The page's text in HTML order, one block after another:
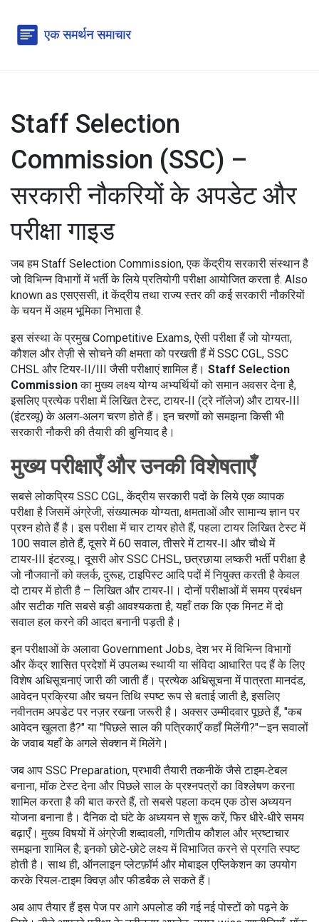
Staff Selection
Commission (SSC) –
सरकारी नौकरियों के अपडेट और
परीक्षा गाइड
जब हमStaff Selection Commission,एक केंद्रीय सरकारी संस्थान है
जो विभिन्न विभागों में भर्ती के लिये प्रतियोगी परीक्षा आयोजित करता है. Also
known asएसएससी, itकेंद्रीय तथा राज्य स्तर की कई सरकारी नौकरियों
के चयन में अहम भूमिका निभाता है.
इस संस्था के प्रमुखCompetitive Exams,ऐसी परीक्षा हैं जो योग्यता,
कौशल और तेज़ी से सोचने की क्षमता को परखती हैंमें SSC CGL, SSC
CHSL और टियर‑II/III जैसी परीक्षाएं शामिल हैं। Staff Selection
Commissionका मुख्य लक्ष्य योग्य अभ्यर्थियों को समान अवसर देना है,
इसलिए प्रत्येक परीक्षा में लिखित टेस्ट, टायर‑II (ट्रे नॉलेज) और टायर‑III
(इंटरव्यू) के अलग‑अलग चरण होते हैं। इन चरणों को समझना किसी भी
सरकारी नौकरी की तैयारी की बुनियाद है।
मुख्य परीक्षाएँ और उनकी विशेषताएँ
सबसे लोकप्रिय SSC CGL,केंद्रीय सरकारी पदों के लिये एक व्यापक
परीक्षा है जिसमें अंग्रेजी, संख्यात्मक योग्यता, क्षमताओं और सामान्य ज्ञान पर
प्रश्न होते हैंहै। इस परीक्षा में चार टायर होते हैं, पहला टायर लिखित टेस्ट में
100 सवाल होते हैं, दूसरे में 60 सवाल, तीसरे में टायर‑II और चौथे में
टायर‑III इंटरव्यू। दूसरी ओर SSC CHSL,छत्रछाया लष्करी भर्ती परीक्षा है
जो नौजवानों को क्लर्क, दुरूह, टाइपिस्ट आदि पदों में नियुक्त करती हैकेवल
दो टायर में होती है – लिखित और टायर‑II। दोनों परीक्षाओं में समय प्रबंधन
और सटीक गति सबसे बड़ी आवश्यकता है; यहाँ तक कि एक मिनट में दो
सवाल हल करने की आदत बनानी पड़ती है।
इन परीक्षाओं के अलावा Government Jobs,देश भर में विभिन्न विभागों
और केंद्र शासित प्रदेशों में उपलब्ध स्थायी या संविदा आधारित पद हैंके लिए
विशेष अधिसूचनाएं जारी की जाती हैं। प्रत्येक अधिसूचना में पात्रता मानदंड,
आवेदन प्रक्रिया और चयन तिथि स्पष्ट रूप से बताई जाती है, इसलिए
नवीनतम अपडेट पर नज़र रखना जरूरी है। अक्सर उम्मीदवार पूछते हैं, "कब
आवेदन खुलता है?" या "पिछले साल की पत्रिकाएँ कहाँ मिलेंगी?"—इन सवालों
के जवाब यहाँ के अगले सेक्शन में मिलेंगे।
जब आप SSC Preparation,प्रभावी तैयारी तकनीकें जैसे टाइम‑टेबल
बनाना, मॉक टेस्ट देना और पिछले साल के प्रश्नपत्रों का विश्लेषण करना
शामिल करता हैकी बात करते हैं, तो सबसे पहला कदम एक ठोस अध्ययन
योजना बनाना है। दैनिक दो घंटे के अध्ययन से शुरू करें, फिर धीरे‑धीरे समय
बढ़ाएँ। मुख्य विषयों में अंग्रेजी शब्दावली, गणितीय कौशल और भ्रष्टाचार
समझना शामिल है; इनको छोटे‑छोटे लक्ष्य में विभाजित करने से प्रगति स्पष्ट
होती है। साथ ही, ऑनलाइन प्लेटफ़ॉर्म और मोबाइल एप्लिकेशन का उपयोग
करके रियल‑टाइम क्विज़ और फीडबैक ले सकते हैं।
अब आप तैयार हैं इस पेज पर आगे अपलोड की गई नई पोस्टों को पढ़ने के